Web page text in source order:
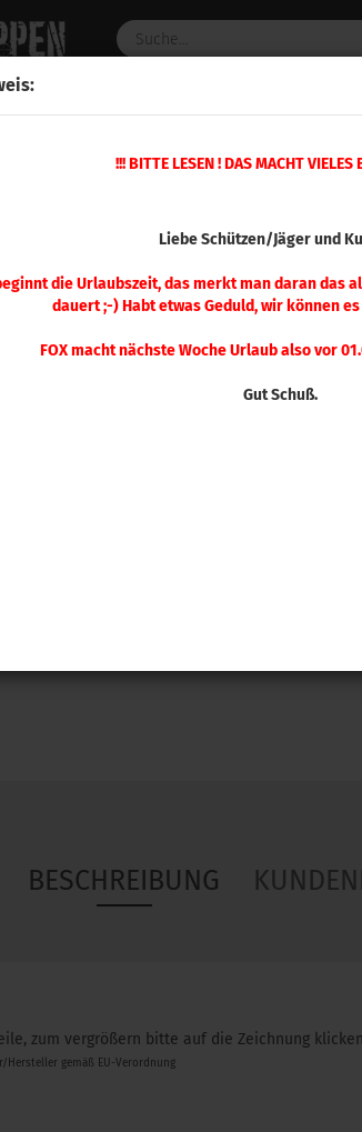
!!! BITTE LESEN ! DAS MACHT VIELES
Liebe Schützen/Jäger und
die Urlaubszeit, das merkt man daran das
dauert ;-) Habt etwas Geduld, wir können
FOX macht nächste Woche Urlaub also vor
Gut Schuß.
Hülsenzuführung » Ersatzteil Nr. 15
BESCHREIBUNG
zum vergrößern bitte auf die Zeichnung
gemäß EU-Verordnung